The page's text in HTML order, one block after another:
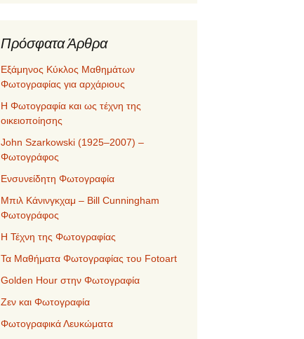
Πρόσφατα Άρθρα
Εξάμηνος Κύκλος Μαθημάτων
Φωτογραφίας για αρχάριους
Η Φωτογραφία και ως τέχνη της
οικειοποίησης
John Szarkowski (1925–2007) –
Φωτογράφος
Ενσυνείδητη Φωτογραφία
Μπιλ Κάνινγκχαμ – Bill Cunningham
Φωτογράφος
Η Τέχνη της Φωτογραφίας
Τα Μαθήματα Φωτογραφίας του Fotoart
Golden Hour στην Φωτογραφία
Ζεν και Φωτογραφία
Φωτογραφικά Λευκώματα